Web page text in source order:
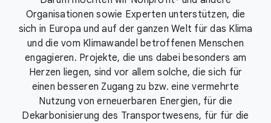
Organisationen sowie Experten unterstützen, die
sich in Europa und auf der ganzen Welt für das Klima
und die vom Klimawandel betroffenen Menschen
engagieren. Projekte, die uns dabei besonders am
Herzen liegen, sind vor allem solche, die sich für
einen besseren Zugang zu bzw. eine vermehrte
Nutzung von erneuerbaren Energien, für die
Dekarbonisierung des Transportwesens, für für die